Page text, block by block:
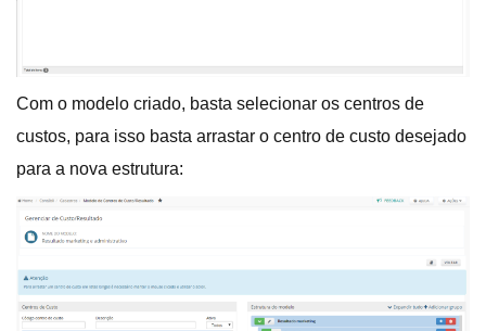
Com o modelo criado, basta selecionar os centros de
custos, para isso basta arrastar o centro de custo desejado
para a nova estrutura: